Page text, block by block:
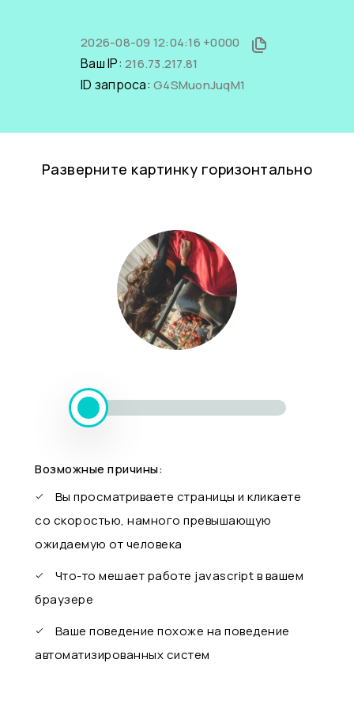
2026-08-09 12:04:16 +0000
Ваш IP: 216.73.217.81
ID запроса: G4SMuonJuqM1
Разверните картинку горизонтально
Возможные причины:
Вы просматриваете страницы и кликаете
со скоростью, намного превышающую
ожидаемую от человека
Что-то мешает работе javascript в вашем
браузере
Ваше поведение похоже на поведение
автоматизированных систем